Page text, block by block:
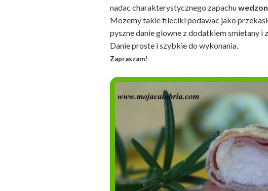
nadac charakterystycznego zapachu
Mozemy takie fileciki podawac jako
pyszne danie glowne z dodatkiem smietany i
Danie proste i szybkie do wykonania.
Zapraszam!